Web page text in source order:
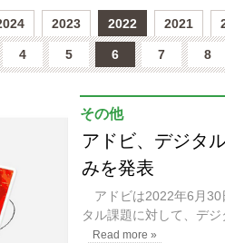
2023 2022 2021
4 5 6 7 8
その他
アドビ、デジタ
みを発表
アドビは2022年6月30
タル課題に対して、デ
Read more »